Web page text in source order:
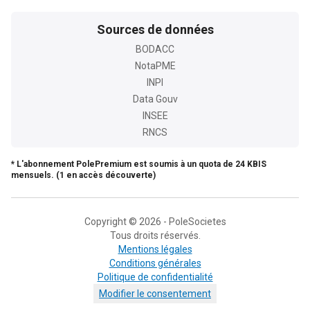
Sources de données
BODACC
NotaPME
INPI
Data Gouv
INSEE
RNCS
* L'abonnement PolePremium est soumis à un quota de 24 KBIS
mensuels. (1 en accès découverte)
Copyright © 2026 - PoleSocietes
Tous droits réservés.
Mentions légales
Conditions générales
Politique de confidentialité
Modifier le consentement